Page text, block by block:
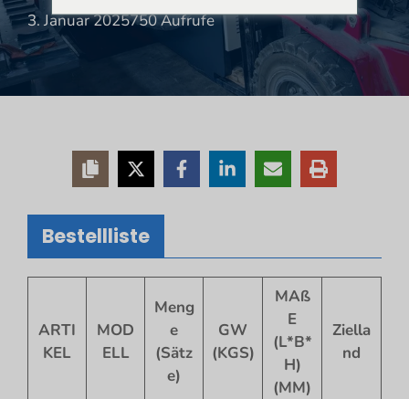
3. Januar 2025750 Aufrufe
Bestellliste
ARTI
KEL
MOD
ELL
Meng
e
(Sätz
e)
GW
(KGS)
MAß
E
(L*B*
H)
(MM)
Ziella
nd